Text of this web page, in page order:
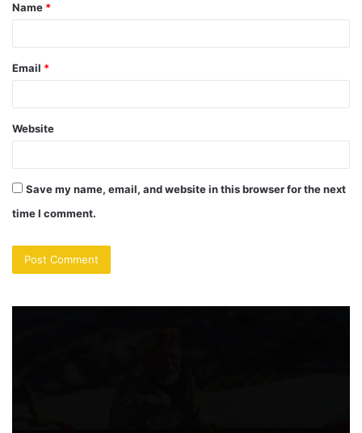
*
Name *
Email *
Website
Save my name, email, and website in this browser for the next
time I comment.